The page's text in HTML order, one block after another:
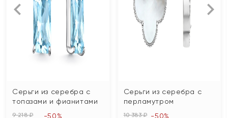
Серьги из серебра с
топазами и фианитами
9 218 ₽ -50%
Серьги из серебра с
перламутром
10 383 ₽ -50%